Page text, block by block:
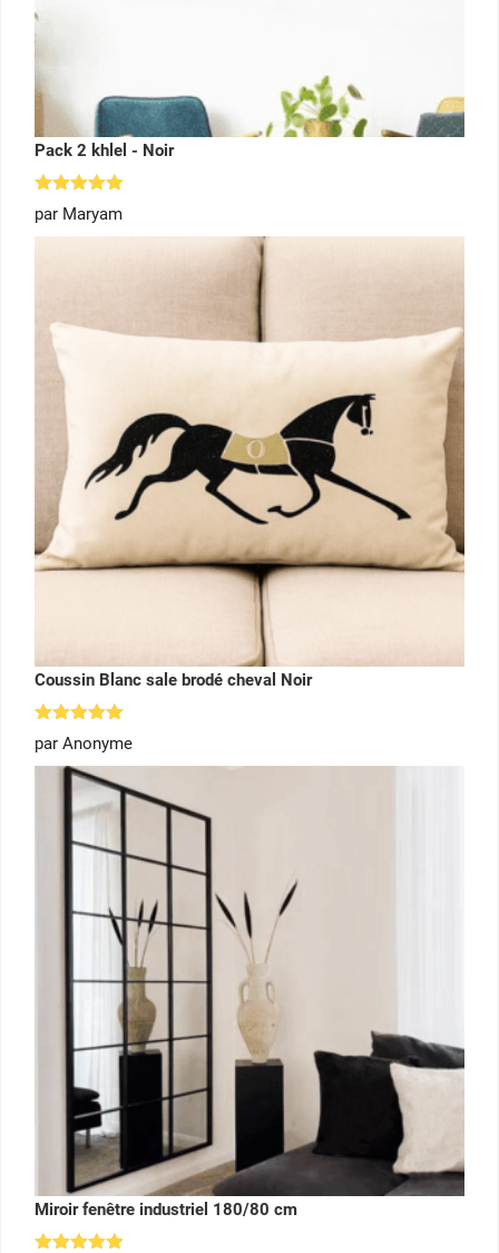
Pack 2 khlel - Noir
Note
sur 5
par Maryam
Coussin Blanc sale brodé cheval Noir
Note
sur 5
par Anonyme
Miroir fenêtre industriel 180/80 cm